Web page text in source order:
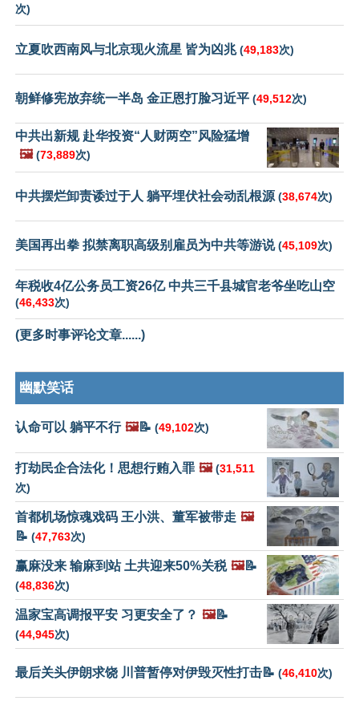
次)
立夏吹西南风与北京现火流星 皆为凶兆(49,183次)
朝鲜修宪放弃统一半岛 金正恩打脸习近平 (49,512次)
中共出新规 赴华投资“人财两空”风险猛增
🖼️ (73,889次)
中共摆烂卸责诿过于人 躺平埋伏社会动乱根源 (38,674次)
美国再出拳 拟禁离职高级别雇员为中共等游说(45,109次)
年税收4亿公务员工资26亿 中共三千县城官老爷坐吃山空
(46,433次)
(更多时事评论文章......)
幽默笑话
认命可以 躺平不行 🖼️📝 (49,102次)
打劫民企合法化！思想行贿入罪 🖼️ (31,511
次)
首都机场惊魂戏码 王小洪、董军被带走 🖼️
📝 (47,763次)
赢麻没来 输麻到站 土共迎来50%关税 🖼️📝
(48,836次)
温家宝高调报平安 习更安全了？ 🖼️📝
(44,945次)
最后关头伊朗求饶 川普暂停对伊毁灭性打击📝 (46,410次)